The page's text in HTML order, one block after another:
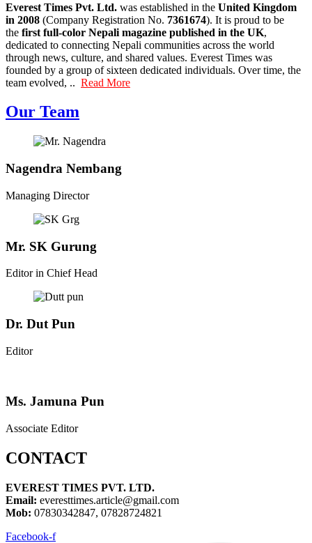
Everest Times Pvt. Ltd. was established in the United Kingdom
in 2008 (Company Registration No. 7361674). It is proud to be
the first full-color Nepali magazine published in the UK,
dedicated to connecting Nepali communities across the world
through news, culture, and shared values. Everest Times was
founded by a group of sixteen dedicated individuals. Over time, the
team evolved, .. Read More
Our Team
Nagendra Nembang
Managing Director
Mr. SK Gurung
Editor in Chief Head
Dr. Dut Pun
Editor
Ms. Jamuna Pun
Associate Editor
CONTACT
EVEREST TIMES PVT. LTD.
Email: everesttimes.article@gmail.com
Mob: 07830342847, 07828724821
Facebook-f